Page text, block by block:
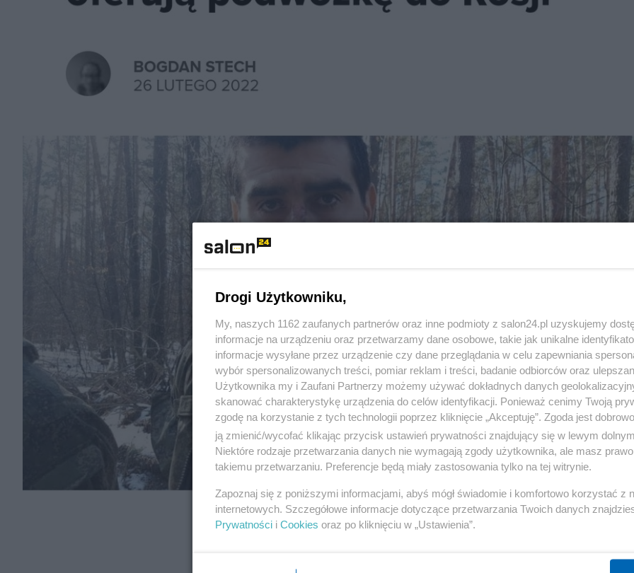
Drogi Użytkowniku,
My, naszych 1162 zaufanych partnerów oraz inne podmioty z salon24.pl uzyskujemy
informacje na urządzeniu oraz przetwarzamy dane osobowe, takie jak unikalne
informacje wysyłane przez urządzenie czy dane przeglądania w celu zapewniania
wybór spersonalizowanych treści, pomiar reklam i treści, badanie odbiorców oraz
Użytkownika my i Zaufani Partnerzy możemy używać dokładnych danych
skanować charakterystykę urządzenia do celów identyfikacji. Ponieważ cenimy Twoją
zgodę na korzystanie z tych technologii poprzez kliknięcie „Akceptuję”. Zgoda jest
ją zmienić/wycofać klikając przycisk ustawień prywatności znajdujący się w lewym
Niektóre rodzaje przetwarzania danych nie wymagają zgody użytkownika, ale masz
takiemu przetwarzaniu. Preferencje będą miały zastosowania tylko na tej witrynie.
Zapoznaj się z poniższymi informacjami, abyś mógł świadomie i komfortowo korzystać z
internetowych. Szczegółowe informacje dotyczące przetwarzania Twoich danych
Prywatności i Cookies oraz po kliknięciu w „Ustawienia”.